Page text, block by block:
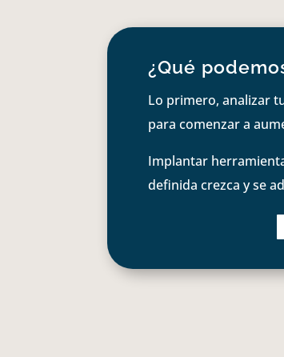
¿Qué
Lo primero, analizar
para comenzar a
Implantar
definida crezca y se